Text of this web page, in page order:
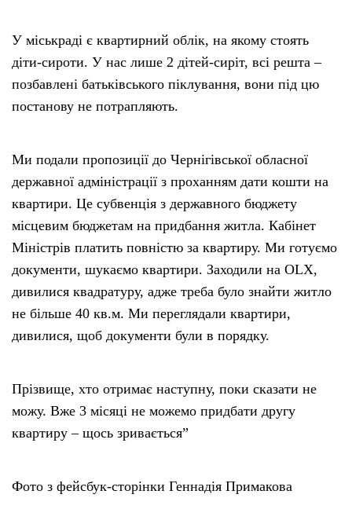
У міськраді є квартирний облік, на якому стоять
діти-сироти. У нас лише 2 дітей-сиріт, всі решта –
позбавлені батьківського піклування, вони під цю
постанову не потрапляють.
Ми подали пропозиції до Чернігівської обласної
державної адміністрації з проханням дати кошти на
квартири. Це субвенція з державного бюджету
місцевим бюджетам на придбання житла. Кабінет
Міністрів платить повністю за квартиру. Ми готуємо
документи, шукаємо квартири. Заходили на ОLX,
дивилися квадратуру, адже треба було знайти житло
не більше 40 кв.м. Ми переглядали квартири,
дивилися, щоб документи були в порядку.
Прізвище, хто отримає наступну, поки сказати не
можу. Вже 3 місяці не можемо придбати другу
квартиру – щось зривається”
Фото з фейсбук-сторінки Геннадія Примакова